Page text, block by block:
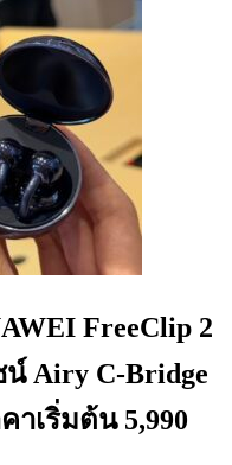
FreeClip 2
น์ Airy C-Bridge
าเริ่มต้น 5,990